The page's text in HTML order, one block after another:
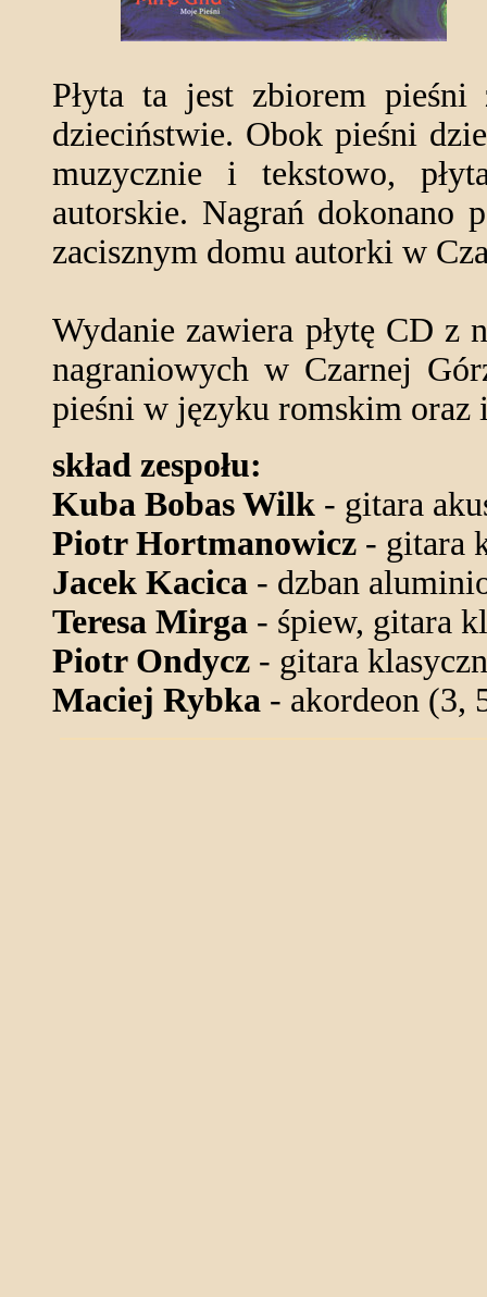
Płyta ta jest zbiorem pieśni
dzieciństwie. Obok pieśni
muzycznie i tekstowo,
autorskie. Nagrań dokonano
zacisznym domu autorki w
Wydanie zawiera płytę CD z
nagraniowych w Czarnej
pieśni w języku romskim oraz
skład zespołu:
Kuba Bobas Wilk - gitara
Piotr Hortmanowicz - gitara
Jacek Kacica - dzban
Teresa Mirga - śpiew, gitara
Piotr Ondycz - gitara
Maciej Rybka - akordeon (3,